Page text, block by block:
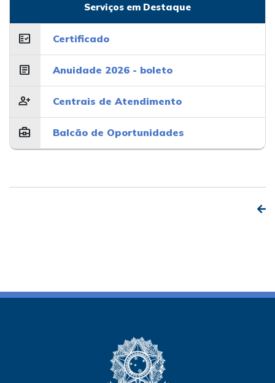
Serviços em Destaque
fact_check Certificado
article Anuidade 2026 - boleto
person_add Centrais de Atendimento
business_center Balcão de Oportunidades